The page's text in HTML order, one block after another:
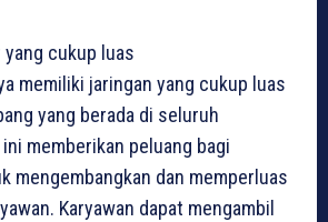
cukup luas
memiliki jaringan yang cukup luas
yang berada di seluruh
memberikan peluang bagi
mengembangkan dan memperluas
Karyawan dapat mengambil